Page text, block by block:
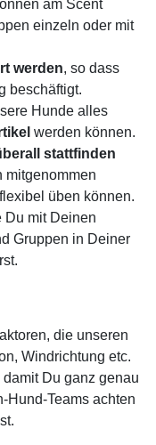
am Scent
einzeln oder mit
werden, so dass
beschäftigt.
Hunde alles
werden können.
stattfinden
mitgenommen
üben können.
Du mit Deinen
Gruppen in Deiner
die unseren
Windrichtung etc.
Du ganz genau
Hund-Teams achten